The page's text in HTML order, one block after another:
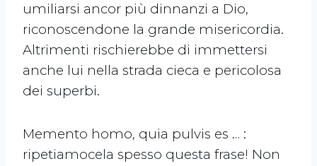
umiliarsi ancor più dinnanzi a Dio,
riconoscendone la grande misericordia.
Altrimenti rischierebbe di immettersi
anche lui nella strada cieca e pericolosa
dei superbi.
Memento homo, quia pulvis es … :
ripetiamocela spesso questa frase! Non